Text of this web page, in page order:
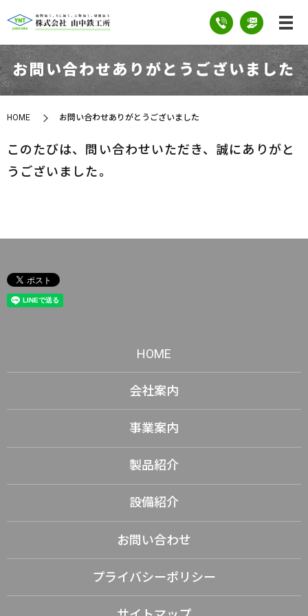
お問い合わせありがとうございました
HOME お問い合わせありがとうございました
このたびは、問い合わせいただき、誠にありがと
うございました。
HOME
会社案内
事業案内
製品紹介
設備紹介
お問い合わせ
プライバシーポリシー